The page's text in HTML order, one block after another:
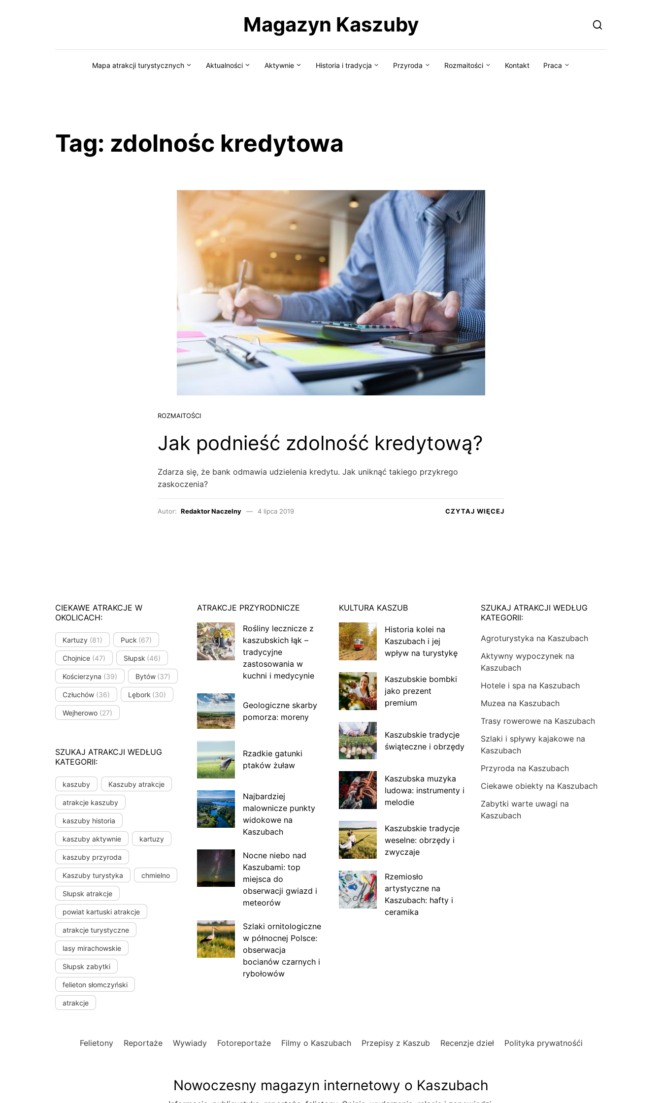
Magazyn Kaszuby
Mapa atrakcji turystycznych Aktualności Aktywnie Historia i tradycja Przyroda Rozmaitości Kontakt Praca
Tag: zdolnośc kredytowa
ROZMAITOŚCI
Jak podnieść zdolność kredytową?
Zdarza się, że bank odmawia udzielenia kredytu. Jak uniknąć takiego przykrego
zaskoczenia?
Autor: Redaktor Naczelny 4 lipca 2019 CZYTAJ WIĘCEJ
CIEKAWE ATRAKCJE W
OKOLICACH:
Kartuzy (81) Puck (67)
Chojnice (47) Słupsk (46)
Kościerzyna (39) Bytów (37)
Człuchów (36) Lębork (30)
Wejherowo (27)
SZUKAJ ATRAKCJI WEDŁUG
KATEGORII:
kaszuby Kaszuby atrakcje
atrakcje kaszuby
kaszuby historia
kaszuby aktywnie kartuzy
kaszuby przyroda
Kaszuby turystyka chmielno
Słupsk atrakcje
powiat kartuski atrakcje
atrakcje turystyczne
lasy mirachowskie
Słupsk zabytki
felieton słomczyński
atrakcje
ATRAKCJE PRZYRODNICZE
Rośliny lecznicze z
kaszubskich łąk –
tradycyjne
zastosowania w
kuchni i medycynie
Geologiczne skarby
pomorza: moreny
Rzadkie gatunki
ptaków żuław
Najbardziej
malownicze punkty
widokowe na
Kaszubach
Nocne niebo nad
Kaszubami: top
miejsca do
obserwacji gwiazd i
meteorów
Szlaki ornitologiczne
w północnej Polsce:
obserwacja
bocianów czarnych i
rybołowów
KULTURA KASZUB
Historia kolei na
Kaszubach i jej
wpływ na turystykę
Kaszubskie bombki
jako prezent
premium
Kaszubskie tradycje
świąteczne i obrzędy
Kaszubska muzyka
ludowa: instrumenty i
melodie
Kaszubskie tradycje
weselne: obrzędy i
zwyczaje
Rzemiosło
artystyczne na
Kaszubach: hafty i
ceramika
SZUKAJ ATRAKCJI WEDŁUG
KATEGORII:
Agroturystyka na Kaszubach
Aktywny wypoczynek na
Kaszubach
Hotele i spa na Kaszubach
Muzea na Kaszubach
Trasy rowerowe na Kaszubach
Szlaki i spływy kajakowe na
Kaszubach
Przyroda na Kaszubach
Ciekawe obiekty na Kaszubach
Zabytki warte uwagi na
Kaszubach
Felietony Reportaże Wywiady Fotoreportaże Filmy o Kaszubach Przepisy z Kaszub Recenzje dzieł Polityka prywatnośći
Nowoczesny magazyn internetowy o Kaszubach